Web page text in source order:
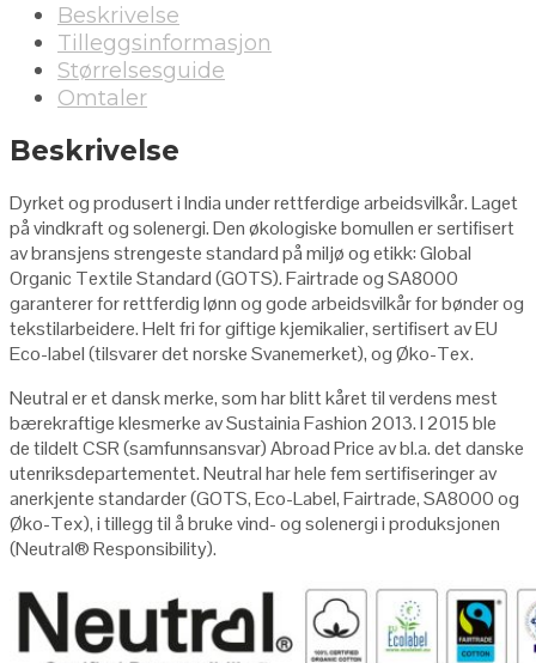
Beskrivelse
Tilleggsinformasjon
Størrelsesguide
Omtaler
Beskrivelse
Dyrket og produsert i India under rettferdige arbeidsvilkår. Laget
på vindkraft og solenergi. Den økologiske bomullen er sertifisert
av bransjens strengeste standard på miljø og etikk: Global
Organic Textile Standard (GOTS). Fairtrade og SA8000
garanterer for rettferdig lønn og gode arbeidsvilkår for bønder og
tekstilarbeidere. Helt fri for giftige kjemikalier, sertifisert av EU
Eco-label (tilsvarer det norske Svanemerket), og Øko-Tex.
Neutral er et dansk merke, som har blitt kåret til verdens mest
bærekraftige klesmerke av Sustainia Fashion 2013. I 2015 ble
de tildelt CSR (samfunnsansvar) Abroad Price av bl.a. det danske
utenriksdepartementet. Neutral har hele fem sertifiseringer av
anerkjente standarder (GOTS, Eco-Label, Fairtrade, SA8000 og
Øko-Tex), i tillegg til å bruke vind- og solenergi i produksjonen
(Neutral®Responsibility).